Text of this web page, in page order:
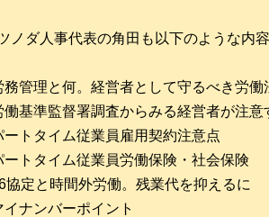
ノダ人事代表の角田も以下のような内
務管理と何。経営者として守るべき労働
働基準監督署調査からみる経営者が注意
ートタイム従業員雇用契約注意点
ートタイム従業員労働保険・社会保険
協定と時間外労働。残業代を抑えるに
イナンバーポイント